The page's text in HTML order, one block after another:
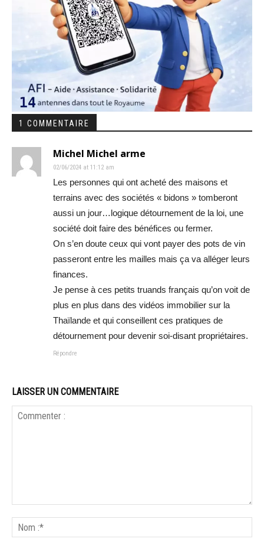
1 COMMENTAIRE
Michel Michel arme
02/06/2024 at 11:12 am
Les personnes qui ont acheté des maisons et
terrains avec des sociétés « bidons » tomberont
aussi un jour…logique détournement de la loi, une
société doit faire des bénéfices ou fermer.
On s’en doute ceux qui vont payer des pots de vin
passeront entre les mailles mais ça va alléger leurs
finances.
Je pense à ces petits truands français qu’on voit de
plus en plus dans des vidéos immobilier sur la
Thaïlande et qui conseillent ces pratiques de
détournement pour devenir soi-disant propriétaires.
Répondre
LAISSER UN COMMENTAIRE